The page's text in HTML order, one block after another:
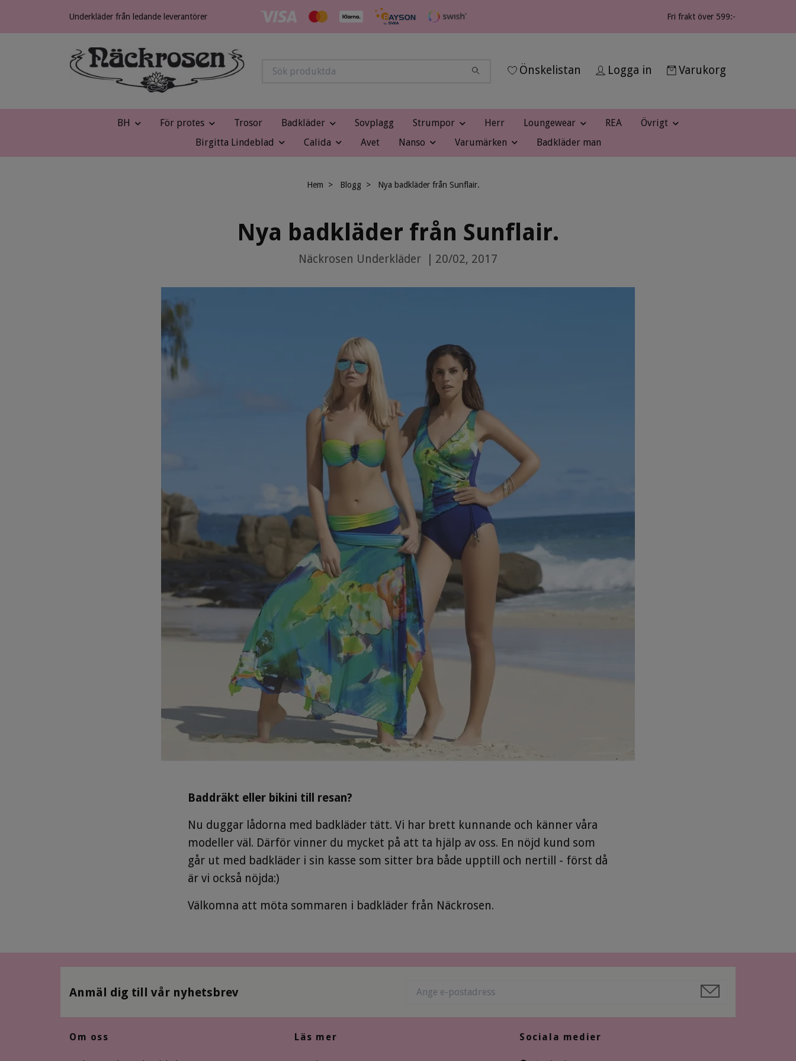
Underkläder från ledande leverantörer Fri frakt över 599:-
Önskelistan Logga in Varukorg
BH För protes Trosor Badkläder Sovplagg Strumpor Herr Loungewear REA
Övrigt
Birgitta Lindeblad
Calida Avet Nanso Varumärken Badkläder man
Hem Blogg Nya badkläder från Sunflair.
Nya badkläder från Sunflair.
Näckrosen Underkläder 20/02, 2017
Baddräkt eller bikini till resan?
Nu duggar lådorna med badkläder tätt. Vi har brett kunnande och känner våra
modeller väl. Därför vinner du mycket på att ta hjälp av oss. En nöjd kund som
går ut med badkläder i sin kasse som sitter bra både upptill och nertill - först då
är vi också nöjda:)
Välkomna att möta sommaren i badkläder från Näckrosen.
Anmäl dig till vår nyhetsbrev
Om oss Läs mer Sociala medier